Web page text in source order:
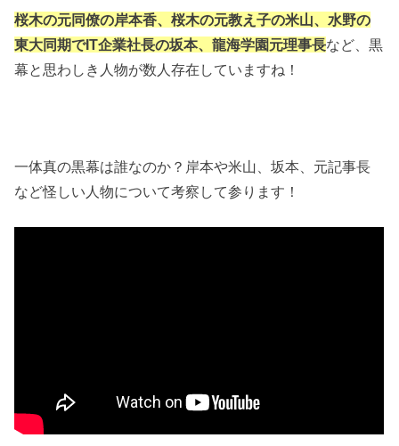
桜木の元同僚の岸本香、桜木の元教え子の米山、水野の
東大同期でIT企業社長の坂本、龍海学園元理事長など、黒
幕と思わしき人物が数人存在していますね！
一体真の黒幕は誰なのか？岸本や米山、坂本、元記事長
など怪しい人物について考察して参ります！